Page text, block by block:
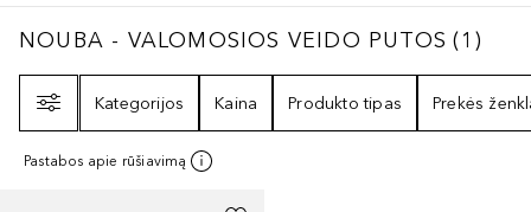
NOUBA - VALOMOSIOS VEIDO PUTOS 1
NOUBA - VALOMOSIOS VEIDO PUTOS (1 )
Kategorijos
Kaina Produkto tipas Prekės
Pastabos apie rūšiavimą